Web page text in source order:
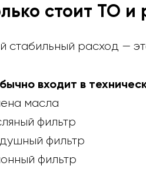
стоит ТО и
стабильный расход —
входит в
масла
фильтр
фильтр
фильтр